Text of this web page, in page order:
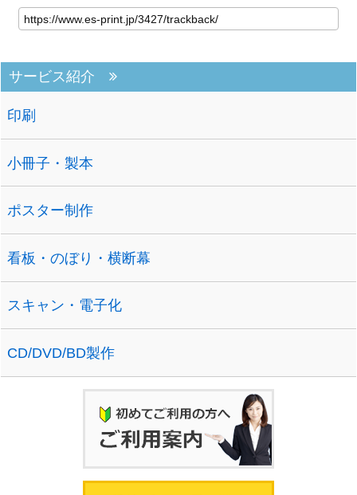
サービス紹介
印刷
小冊子・製本
ポスター制作
看板・のぼり・横断幕
スキャン・電子化
CD/DVD/BD製作